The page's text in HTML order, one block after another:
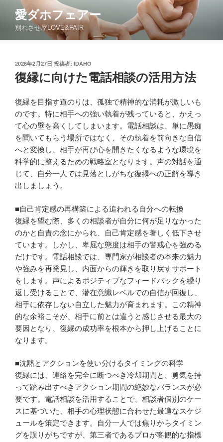
ン
愛ダホフェアー
別れさせ屋LOVE&FAIR
投
稿
日:
2026年2月27日 投稿者: IDAHO
復縁に向けた電話相談の活用方法
復縁を目指す道のりは、孤独で精神的な消耗が激しいも
のです。特に相手への強い執着が残っていると、かえっ
て心の壁を高くしてしまいます。電話相談は、単に愚痴
を聞いてもらう場所ではなく、その執着を前向きな自信
へと変換し、相手が再び心を開きたくなるような環境を
科学的に整えるための戦略室となります。声の対話を通
じて、自分一人では見落としがちな復縁への正解を導き
出しましょう。
■自己肯定感の再構築による追われる自分への転換
復縁を望む際、多くの相談者が自分に何が足りなかった
のかと自責の念にかられ、自己肯定感を著しく低下させ
ています。しかし、卑屈な態度は相手の警戒心を強める
だけです。電話相談では、専門家が相談者の本来の魅力
や強みを再発見し、内面からの輝きを取り戻すサポート
をします。声によるポジティブなフィードバックを繰り
返し受けることで、潜在意識レベルでの自信が回復し、
相手に依存しない自立した魅力が育まれます。この精神
的な余裕こそが、相手に前とは違うと感じさせる最大の
要因となり、復縁の成功率を根本から押し上げることに
なります。
■沈黙とアクションを使い分けるタイミングの科学
復縁には、連絡を完全に断つべき冷却期間と、勇気を持
って踏み出すべきアクション期間の絶妙なバランスが必
要です。電話相談を活用することで、相談者個別のケー
スに基づいた、相手の心理状態に合わせた最適なスケジ
ュールを策定できます。自分一人では焦りからタイミン
グを誤りがちですが、第三者であるプロが客観的な指標